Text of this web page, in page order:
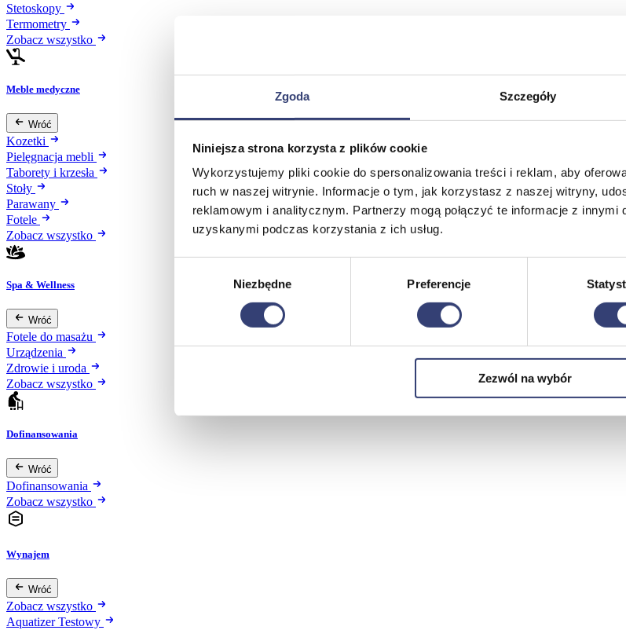
Zgoda Szczegóły
Niniejsza strona korzysta z plików cookie
Wykorzystujemy pliki cookie do spersonalizowania treści i reklam, aby
ruch w naszej witrynie. Informacje o tym, jak korzystasz z naszej witryny,
reklamowym i analitycznym. Partnerzy mogą połączyć te informacje z innymi
uzyskanymi podczas korzystania z ich usług.
Niezbędne Preferencje
Zezwól na wybór
Stetoskopy
Termometry
Zobacz wszystko
Meble medyczne
Wróć
Kozetki
Pielęgnacja mebli
Taborety i krzesła
Stoły
Parawany
Fotele
Zobacz wszystko
Spa & Wellness
Wróć
Fotele do masażu
Urządzenia
Zdrowie i uroda
Zobacz wszystko
Dofinansowania
Wróć
Dofinansowania
Zobacz wszystko
Wynajem
Wróć
Zobacz wszystko
Aquatizer Testowy